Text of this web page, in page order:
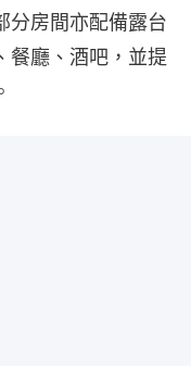
分房間亦配備露台
餐廳、酒吧，並提